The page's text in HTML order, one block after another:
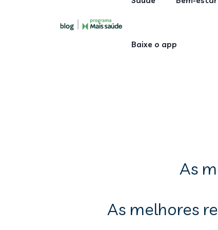
Baixe o app
As
As melhores